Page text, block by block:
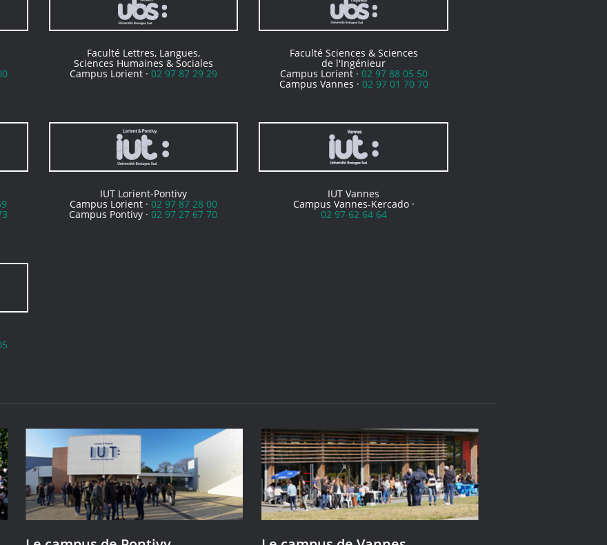
Faculté Lettres, Langues,
Sciences Humaines & Sociales
Campus Lorient · 02 97 87 29 29
Faculté Sciences & Sciences
de l'Ingénieur
Campus Lorient · 02 97 88 05 50
Campus Vannes · 02 97 01 70 70
IUT Lorient-Pontivy
Campus Lorient · 02 97 87 28 00
Campus Pontivy ·02 97 27 67 70
IUT Vannes
Campus Vannes-Kercado ·
02 97 62 64 64